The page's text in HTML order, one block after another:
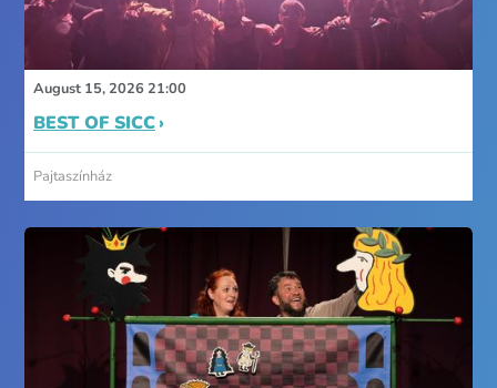
August 15, 2026 21:00
BEST OF SICC
Pajtaszínház